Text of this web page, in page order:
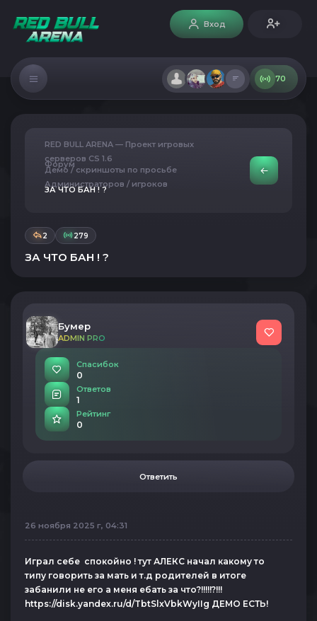
Вход
70
RED BULL ARENA — Проект игровых
серверов CS 1.6
Форум
Демо / скриншоты по просьбе
Администраторов / игроков
ЗА ЧТО БАН ! ?
2 279
ЗА ЧТО БАН ! ?
Бумер
ADMIN PRO
Спасибок
0
Ответов
1
Рейтинг
0
Ответить
26 ноября 2025 г, 04:31
Играл себе спокойно ! тут АЛЕКС начал какому то
типу говорить за мать и т.д родителей в итоге
забанили не его а меня ебать за что?!!!!!?!!!
https://disk.yandex.ru/d/TbtSlxVbkWyIIg ДЕМО ЕСТЬ!